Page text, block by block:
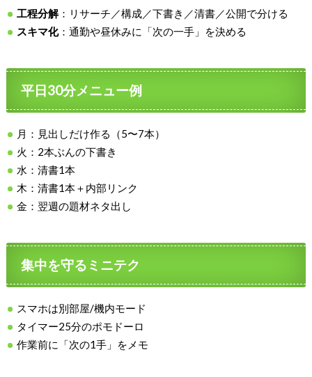
工程分解：リサーチ／構成／下書き／清書／公開で分ける
スキマ化：通勤や昼休みに「次の一手」を決める
平日30分メニュー例
月：見出しだけ作る（5〜7本）
火：2本ぶんの下書き
水：清書1本
木：清書1本＋内部リンク
金：翌週の題材ネタ出し
集中を守るミニテク
スマホは別部屋/機内モード
タイマー25分のポモドーロ
作業前に「次の1手」をメモ